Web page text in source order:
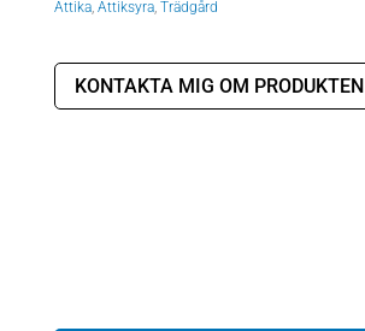
Ättika, Ättiksyra, Trädgård
KONTAKTA MIG OM PRODUKTEN